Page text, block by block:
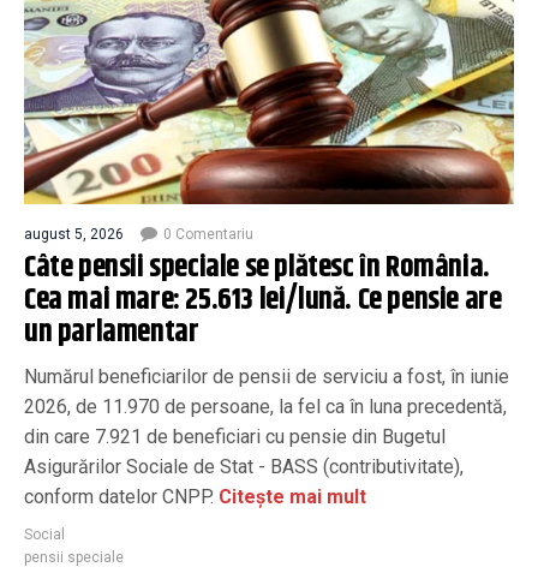
august 5, 2026 0 Comentariu
Câte pensii speciale se plătesc în România.
Cea mai mare: 25.613 lei/lună. Ce pensie are
un parlamentar
Numărul beneficiarilor de pensii de serviciu a fost, în iunie
2026, de 11.970 de persoane, la fel ca în luna precedentă,
din care 7.921 de beneficiari cu pensie din Bugetul
Asigurărilor Sociale de Stat - BASS (contributivitate),
conform datelor CNPP. Citește mai mult
Social
pensii speciale